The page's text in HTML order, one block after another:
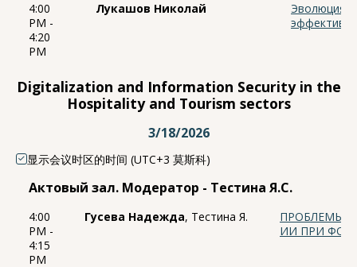
4:00
PM -
4:20
PM
Лукашов Николай
Эволюция
Digitalization and Information Security in the
Hospitality and Tourism sectors
3/18/2026
显示会议时区的时间 (UTC+3 莫斯科)
Актовый зал. Модератор - Тестина Я.С.
4:00
PM -
4:15
PM
Гусева Надежда, Тестина Я.
ПРОБЛЕМЫ
ИИ ПРИ